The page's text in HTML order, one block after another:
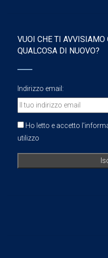
VUOI CHE TI
QUALCOSA DI NUOVO?
Indirizzo email:
Ho letto e accetto
utilizzo